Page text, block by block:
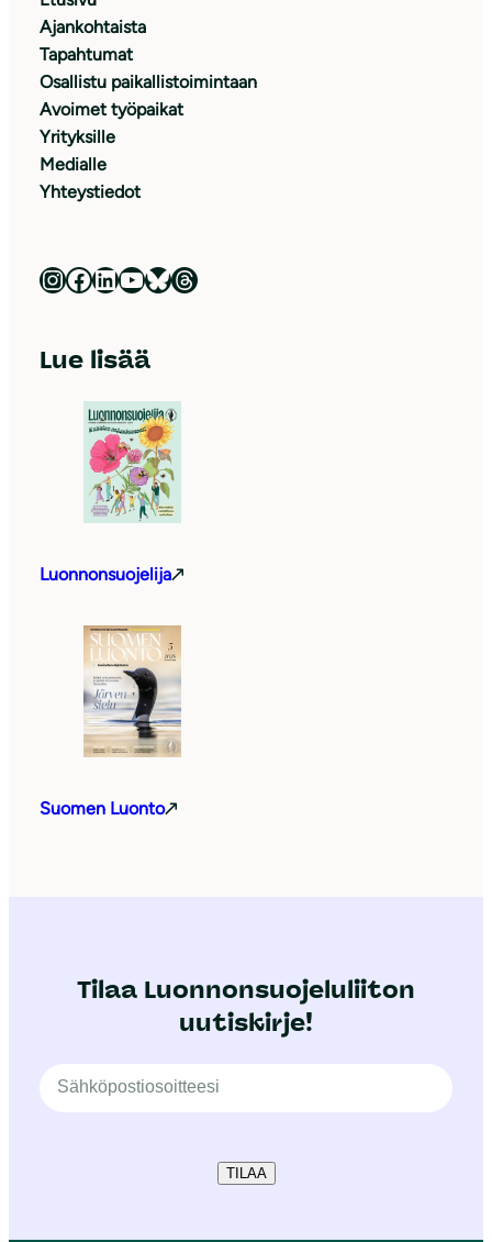
Ajankohtaista
Tapahtumat
Osallistu paikallistoimintaan
Avoimet työpaikat
Yrityksille
Medialle
Yhteystiedot
Luonnonsuojeluliitto Instagramissa Luonnonsuojeluliitto Facebookissa Luonnonsuojeluliitto LinkedInissä Luonnonsuojeluliiton YouTube-kanava Luonnonsuojeluliitto Blueskyssa Luonnonsuojeluliitto Threadsissa
Lue lisää
Luonnonsuojelija
Suomen Luonto
Tilaa Luonnonsuojeluliiton
uutiskirje!
TILAA